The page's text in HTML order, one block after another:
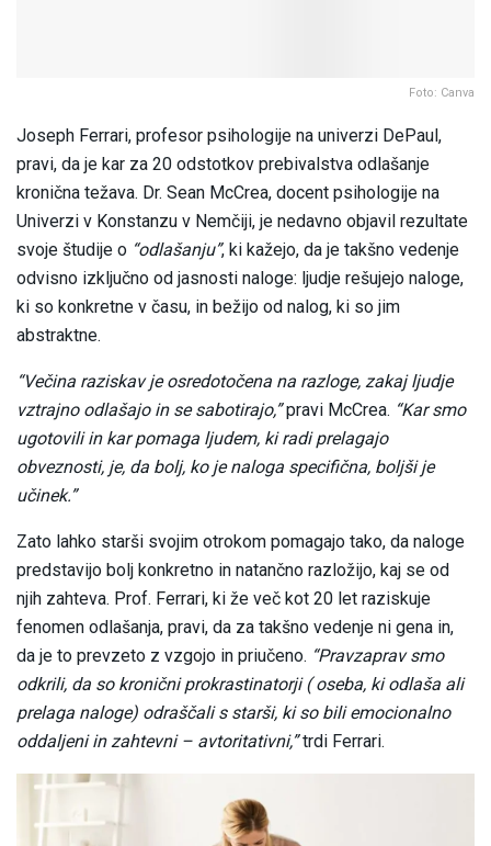
Foto: Canva
Joseph Ferrari, profesor psihologije na univerzi DePaul,
pravi, da je kar za 20 odstotkov prebivalstva odlašanje
kronična težava. Dr. Sean McCrea, docent psihologije na
Univerzi v Konstanzu v Nemčiji, je nedavno objavil rezultate
svoje študije o “odlašanju”, ki kažejo, da je takšno vedenje
odvisno izključno od jasnosti naloge: ljudje rešujejo naloge,
ki so konkretne v času, in bežijo od nalog, ki so jim
abstraktne.
“Večina raziskav je osredotočena na razloge, zakaj ljudje
vztrajno odlašajo in se sabotirajo,”pravi McCrea. “Kar smo
ugotovili in kar pomaga ljudem, ki radi prelagajo
obveznosti, je, da bolj, ko je naloga specifična, boljši je
učinek.”
Zato lahko starši svojim otrokom pomagajo tako, da naloge
predstavijo bolj konkretno in natančno razložijo, kaj se od
njih zahteva. Prof. Ferrari, ki že več kot 20 let raziskuje
fenomen odlašanja, pravi, da za takšno vedenje ni gena in,
da je to prevzeto z vzgojo in priučeno. “Pravzaprav smo
odkrili, da so kronični prokrastinatorji ( oseba, ki odlaša ali
prelaga naloge) odraščali s starši, ki so bili emocionalno
oddaljeni in zahtevni – avtoritativni,”trdi Ferrari.